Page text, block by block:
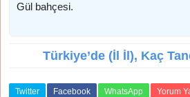
Gül bahçesi.
Türkiye’de (İl İl), Kaç
Twitter Facebook WhatsApp Yorum